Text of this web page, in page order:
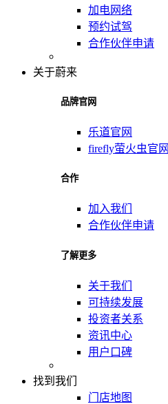
加电网络
预约试驾
合作伙伴申请
关于蔚来
品牌官网
乐道官网
firefly萤火虫官网
合作
加入我们
合作伙伴申请
了解更多
关于我们
可持续发展
投资者关系
资讯中心
用户口碑
找到我们
门店地图